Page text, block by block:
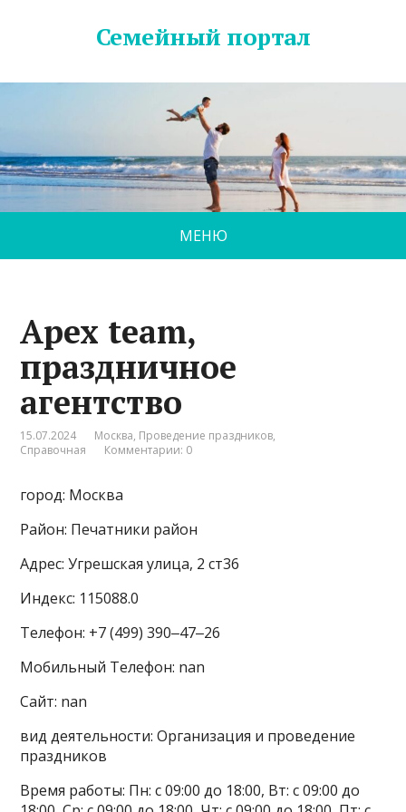
Семейный портал
МЕНЮ
Apex team,
праздничное
агентство
15.07.2024 Москва, Проведение праздников,
Справочная
Комментарии: 0
город: Москва
Район: Печатники район
Адрес: Угрешская улица, 2 ст36
Индекс: 115088.0
Телефон: +7 (499) 390‒47‒26
Мобильный Телефон: nan
Сайт: nan
вид деятельности: Организация и проведение
праздников
Время работы: Пн: с 09:00 до 18:00, Вт: с 09:00 до